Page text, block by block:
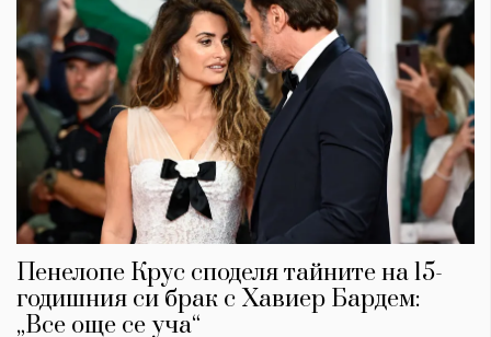
Пенелопе Крус споделя тайните на 15-
годишния си брак с Хавиер Бардем:
„Все още се уча“